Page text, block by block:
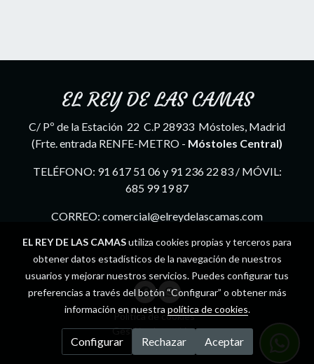
EL REY DE LAS CAMAS
C/ Pº de la Estación 22 C.P 28933 Móstoles, Madrid
(Frte. entrada RENFE-METRO - Móstoles Central)
TELÉFONO: 91 617 51 06 y 91 236 22 83 / MÓVIL:
685 99 19 87
CORREO: comercial@elreydelascamas.com
Política de cookies
Gestión de cookies
EL REY DE LAS CAMASutiliza cookies propias y terceros para
obtener datos estadísticos de la navegación de nuestros
usuarios y mejorar nuestros servicios. Puedes configurar tus
preferencias a través del botón “Configurar” o obtener más
información en nuestra política de cookies.
Configurar Rechazar Aceptar